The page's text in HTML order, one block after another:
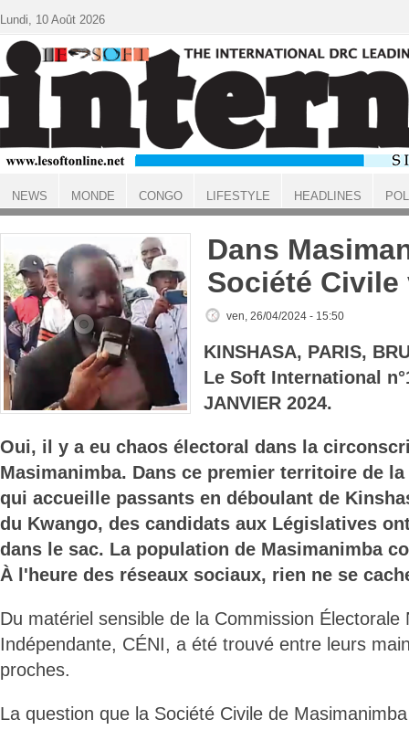
ACCUEIL
Dans
Société
ven, 26/04/2024 - 15:50
KINSHASA, PARIS,
Le Soft International
JANVIER 2024.
Oui, il y a eu chaos électoral dans la
Masimanimba. Dans ce premier territoire de
qui accueille passants en déboulant de
du Kwango, des candidats aux Législatives
dans le sac. La population de Masimanimba
À l'heure des réseaux sociaux, rien ne se
Du matériel sensible de la Commission Électorale
Indépendante, CÉNI, a été trouvé entre leurs
proches.
La question que la Société Civile de
Lundi, 10 Août 2026
NEWS MONDE CONGO LIFESTYLE HEADLINES